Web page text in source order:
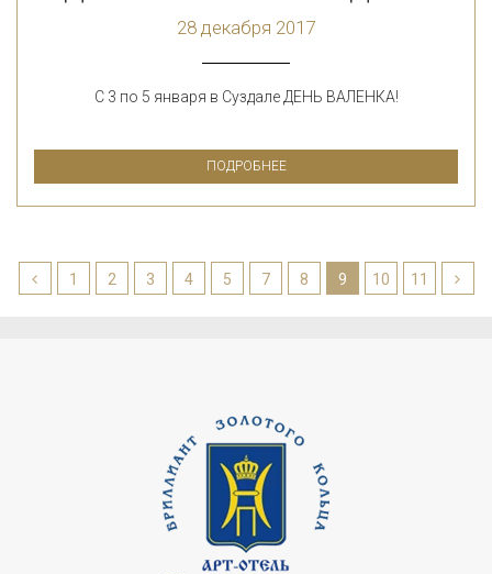
28 декабря 2017
С 3 по 5 января в Суздале ДЕНЬ ВАЛЕНКА!
ПОДРОБНЕЕ
1 2 3 4 5 7 8 9 10 11